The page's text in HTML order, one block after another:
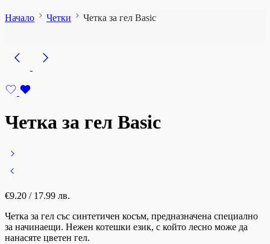
Начало Четки Четка за гел Basic
Четка за гел Basic
€9.20 / 17.99 лв.
Четка за гел със синтетичен косъм, предназначена специално
за начинаещи. Нежен котешки език, с който лесно може да
нанасяте цветен гел.